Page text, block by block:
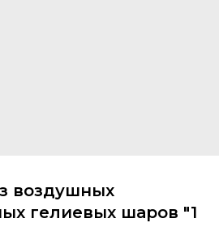
воздушных
гелиевых шаров "1